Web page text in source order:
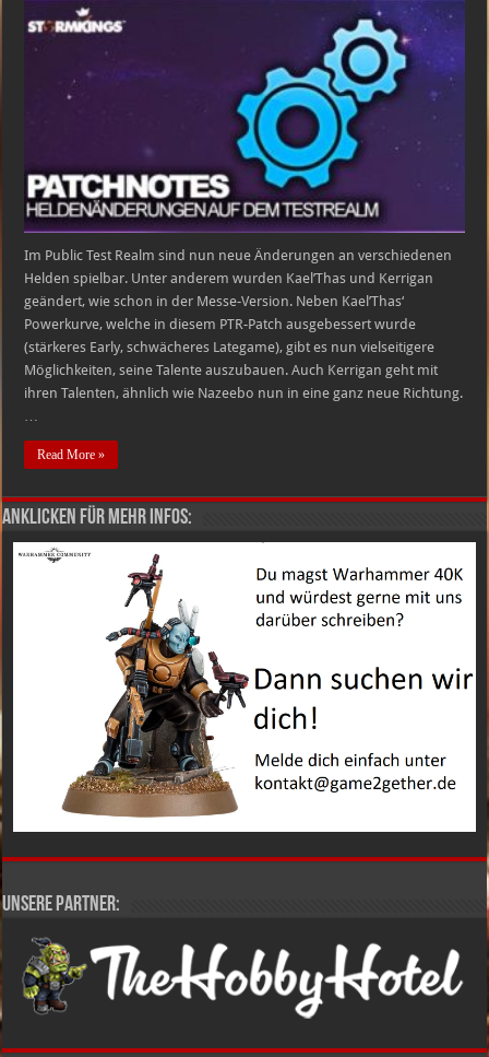
Im Public Test Realm sind nun neue Änderungen an verschiedenen
Helden spielbar. Unter anderem wurden Kael’Thas und Kerrigan
geändert, wie schon in der Messe-Version. Neben Kael’Thas‘
Powerkurve, welche in diesem PTR-Patch ausgebessert wurde
(stärkeres Early, schwächeres Lategame), gibt es nun vielseitigere
Möglichkeiten, seine Talente auszubauen. Auch Kerrigan geht mit
ihren Talenten, ähnlich wie Nazeebo nun in eine ganz neue Richtung.
Read More »
Anklicken für mehr Infos:
Unsere Partner: